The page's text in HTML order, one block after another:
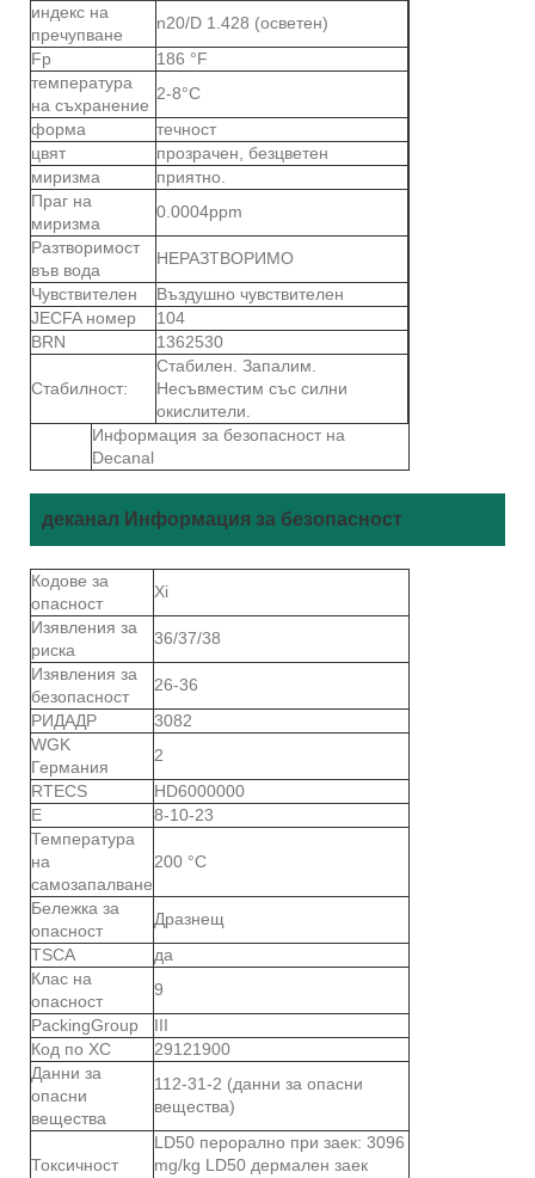
индекс на
пречупване
n20/D 1.428 (осветен)
Fp
186 °F
температура
на съхранение
2-8°C
форма
течност
цвят
прозрачен, безцветен
миризма
приятно.
Праг на
миризма
0.0004ppm
Разтворимост
във вода
НЕРАЗТВОРИМО
Чувствителен
Въздушно чувствителен
JECFA номер
104
BRN
1362530
Стабилност:
Стабилен. Запалим.
Несъвместим със силни
окислители.
Информация за безопасност на
Decanal
деканал Информация за безопасност
Кодове за
опасност
Xi
Изявления за
риска
36/37/38
Изявления за
безопасност
26-36
РИДАДР
3082
WGK
Германия
2
RTECS
HD6000000
Е
8-10-23
Температура
на
самозапалване
200 °C
Бележка за
опасност
Дразнещ
TSCA
да
Клас на
опасност
9
PackingGroup
III
Код по ХС
29121900
Данни за
опасни
вещества
112-31-2 (данни за опасни
вещества)
Токсичност
LD50 перорално при заек: 3096
mg/kg LD50 дермален заек